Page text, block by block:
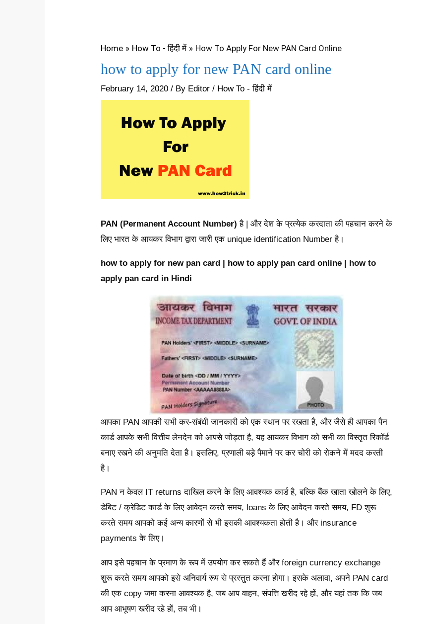
Home How To - हिंदी में How To Apply For New PAN Card Online
how to apply for new PAN card online
February 14, 2020 / By Editor / How To - हिंदी में
PAN (Permanent Account Number) है | और देश के प्रत्येक करदाता की पहचान करने के
लिए भारत के आयकर विभाग द्वारा जारी एक unique identification Number है।
how to apply for new pan card | how to apply pan card online | how to
apply pan card in Hindi
आपका PAN आपकी सभी कर-संबंधी जानकारी को एक स्थान पर रखता है, और जैसे ही आपका पैन
कार्ड आपके सभी वित्तीय लेनदेन को आपसे जोड़ता है, यह आयकर विभाग को सभी का विस्तृत रिकॉर्ड
बनाए रखने की अनुमति देता है। इसलिए, प्रणाली बड़े पैमाने पर कर चोरी को रोकने में मदद करती
है।
PAN न केवल IT returns दाखिल करने के लिए आवश्यक कार्ड है, बल्कि बैंक खाता खोलने के लिए,
डेबिट / क्रेडिट कार्ड के लिए आवेदन करते समय, loans के लिए आवेदन करते समय, FD शुरू
करते समय आपको कई अन्य कारणों से भी इसकी आवश्यकता होती है। और insurance
payments के लिए।
आप इसे पहचान के प्रमाण के रूप में उपयोग कर सकते हैं और foreign currency exchange
शुरू करते समय आपको इसे अनिवार्य रूप से प्रस्तुत करना होगा। इसके अलावा, अपने PAN card
की एक copy जमा करना आवश्यक है, जब आप वाहन, संपत्ति खरीद रहे हों, और यहां तक ​​कि जब
आप आभूषण खरीद रहे हों, तब भी।